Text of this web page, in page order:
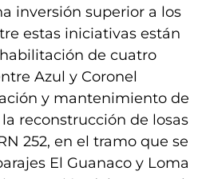
inversión superior a los
estas iniciativas están
de cuatro
Azul y Coronel
y mantenimiento de
la reconstrucción de losas
252, en el tramo que se
El Guanaco y Loma